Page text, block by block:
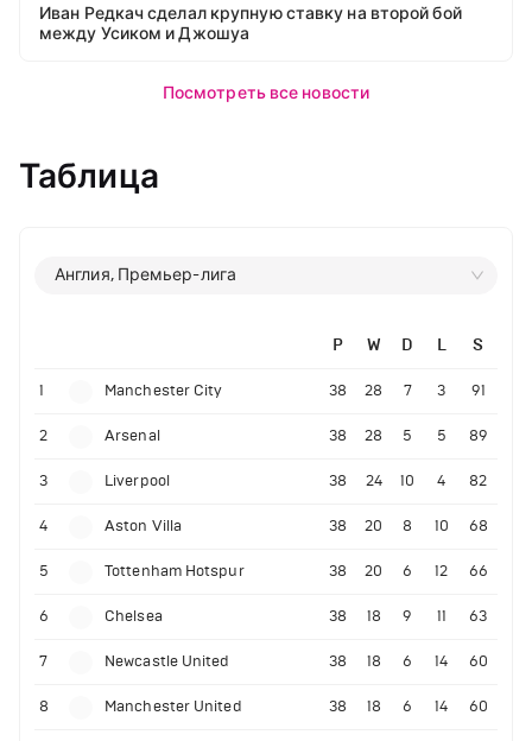
Иван Редкач сделал крупную ставку на второй бой
между Усиком и Джошуа
Посмотреть все новости
Таблица
Англия, Премьер-лига
P W D L S
1 Manchester City 38 28 7 3 91
2 Arsenal 38 28 5 5 89
3 Liverpool 38 24 10 4 82
4 Aston Villa 38 20 8 10 68
5 Tottenham Hotspur 38 20 6 12 66
6 Chelsea 38 18 9 11 63
7 Newcastle United 38 18 6 14 60
8 Manchester United 38 18 6 14 60